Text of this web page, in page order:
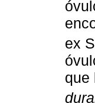
ex
que